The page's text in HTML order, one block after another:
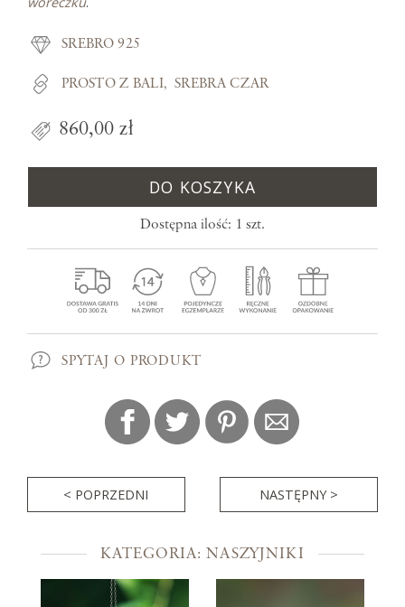
SREBRO 925
PROSTO Z BALI SREBRA CZAR
860,00 zł
DO KOSZYKA
Dostępna ilość: 1 szt.
SPYTAJ O PRODUKT
< POPRZEDNI NASTĘPNY >
KATEGORIA: NASZYJNIKI